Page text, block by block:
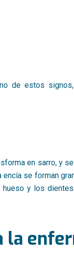
de estos
en sarro, y
se forman
y los
la